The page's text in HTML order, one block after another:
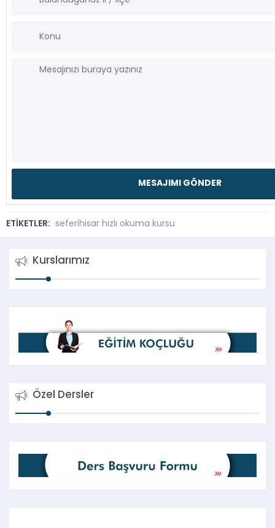
ETİKETLER: seferihisar hızlı okuma kursu
Kurslarımız
Özel Dersler